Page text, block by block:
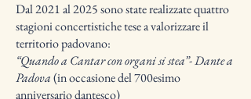
Dal 2021 al 2025 sono state realizzate quattro
stagioni concertistiche tese a valorizzare il
territorio padovano:
“Quando a Cantar con organi si stea”- Dante a
Padova(in occasione del 700esimo
anniversario dantesco)